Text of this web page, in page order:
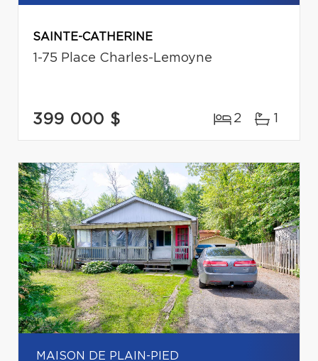
SAINTE-CATHERINE
1-75 Place Charles-Lemoyne
399 000 $ 2 1
MAISON DE PLAIN-PIED